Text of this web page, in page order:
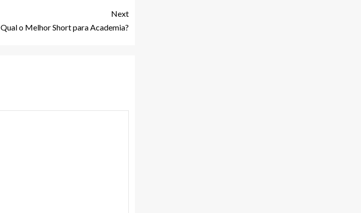
Next
Qual o Melhor Short para Academia?